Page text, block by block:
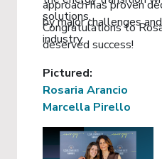
approach has proven
by major challenges
industry.
solutions.
Congratulations to
deserved success!
Pictured:
Rosaria Arancio
Marcella Pirello